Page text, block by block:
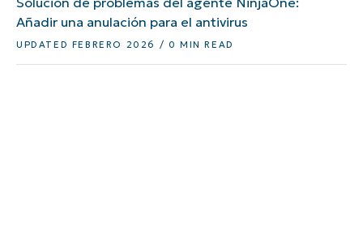
Añadir una anulación para el antivirus
UPDATED FEBRERO 2026 / 0 MIN READ